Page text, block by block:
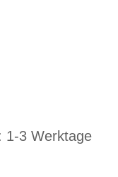
1-3 Werktage